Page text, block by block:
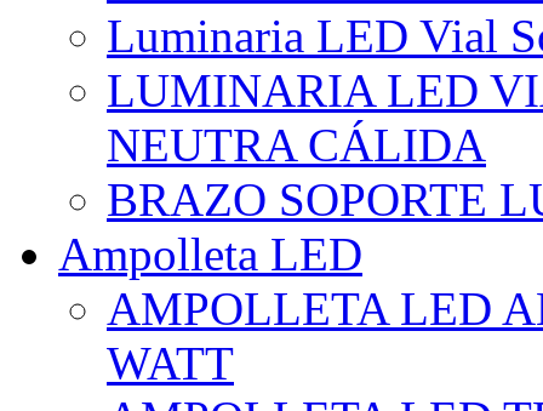
Luminaria LED Vial
LUMINARIA LED
NEUTRA CÁLIDA
BRAZO SOPORTE
Ampolleta LED
AMPOLLETA LED
WATT